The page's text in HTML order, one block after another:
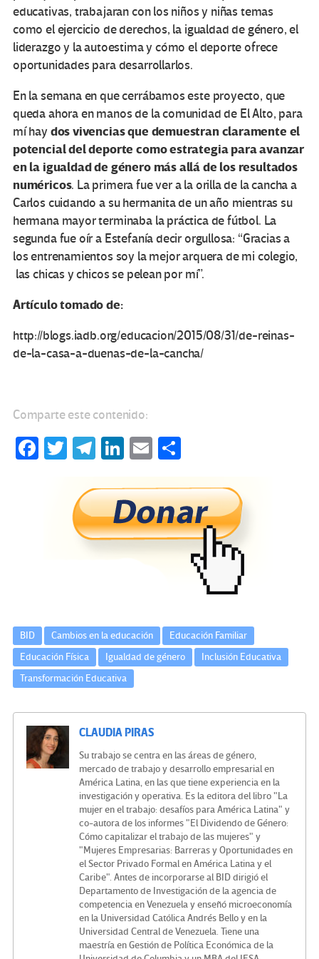
educativas, trabajaran con los niños y niñas temas
como el ejercicio de derechos, la igualdad de género, el
liderazgo y la autoestima y cómo el deporte ofrece
oportunidades para desarrollarlos.
En la semana en que cerrábamos este proyecto, que
queda ahora en manos de la comunidad de El Alto, para
mí hay dos vivencias que demuestran claramente el
potencial del deporte como estrategia para avanzar
en la igualdad de género más allá de los resultados
numéricos. La primera fue ver a la orilla de la cancha a
Carlos cuidando a su hermanita de un año mientras su
hermana mayor terminaba la práctica de fútbol. La
segunda fue oír a Estefanía decir orgullosa: “Gracias a
los entrenamientos soy la mejor arquera de mi colegio,
las chicas y chicos se pelean por mí”.
Artículo tomado de:
http://blogs.iadb.org/educacion/2015/08/31/de-reinas-
de-la-casa-a-duenas-de-la-cancha/
Comparte este contenido:
Fa T
tt
er
Te
gr
a
m
Li
ke
dI
n
E
ail m
p
ar
tir
BID Cambios en la educación
Educación Familiar
Educación Física
Igualdad de género
Inclusión Educativa
Transformación Educativa
CLAUDIA PIRAS
Su trabajo se centra en las áreas de género,
mercado de trabajo y desarrollo empresarial en
América Latina, en las que tiene experiencia en la
investigación y operativa. Es la editora del libro "La
mujer en el trabajo: desafíos para América Latina" y
co-autora de los informes "El Dividendo de Género:
Cómo capitalizar el trabajo de las mujeres" y
"Mujeres Empresarias: Barreras y Oportunidades en
el Sector Privado Formal en América Latina y el
Caribe". Antes de incorporarse al BID dirigió el
Departamento de Investigación de la agencia de
competencia en Venezuela y enseñó microeconomía
en la Universidad Católica Andrés Bello y en la
Universidad Central de Venezuela. Tiene una
maestría en Gestión de Política Económica de la